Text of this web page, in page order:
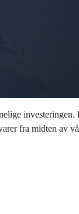
fra midten av